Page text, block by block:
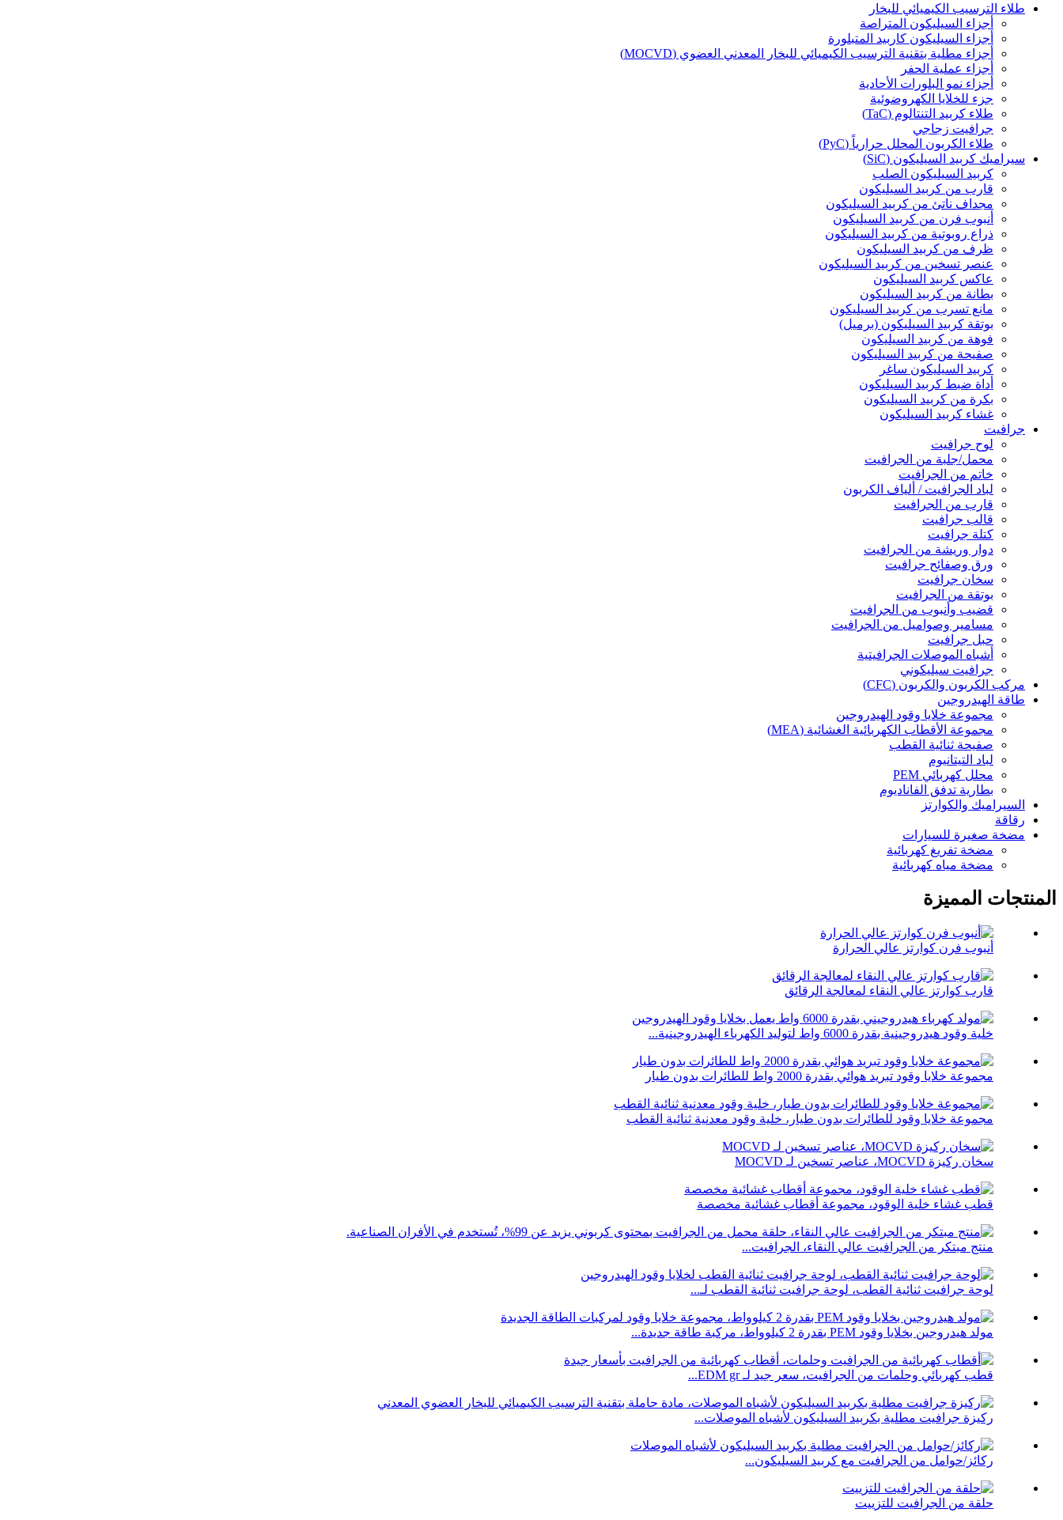
طلاء الترسيب الكيميائي للبخار
أجزاء السيليكون المتراصة
أجزاء السيليكون كاربيد المتبلورة
أجزاء مطلية بتقنية الترسيب الكيميائي للبخار المعدني العضوي (MOCVD)
أجزاء عملية الحفر
أجزاء نمو البلورات الأحادية
جزء للخلايا الكهروضوئية
طلاء كربيد التنتالوم (TaC)
جرافيت زجاجي
طلاء الكربون المحلل حرارياً (PyC)
سيراميك كربيد السيليكون (SiC)
كربيد السيليكون الصلب
قارب من كربيد السيليكون
مجداف ناتئ من كربيد السيليكون
أنبوب فرن من كربيد السيليكون
ذراع روبوتية من كربيد السيليكون
ظرف من كربيد السيليكون
عنصر تسخين من كربيد السيليكون
عاكس كربيد السيليكون
بطانة من كربيد السيليكون
مانع تسرب من كربيد السيليكون
بوتقة كربيد السيليكون (برميل)
فوهة من كربيد السيليكون
صفيحة من كربيد السيليكون
كربيد السيليكون ساغر
أداة ضبط كربيد السيليكون
بكرة من كربيد السيليكون
غشاء كربيد السيليكون
جرافيت
لوح جرافيت
محمل/جلبة من الجرافيت
خاتم من الجرافيت
لباد الجرافيت / ألياف الكربون
قارب من الجرافيت
قالب جرافيت
كتلة جرافيت
دوار وريشة من الجرافيت
ورق وصفائح جرافيت
سخان جرافيت
بوتقة من الجرافيت
قضيب وأنبوب من الجرافيت
مسامير وصواميل من الجرافيت
حبل جرافيت
أشباه الموصلات الجرافيتية
جرافيت سيليكوني
مركب الكربون والكربون (CFC)
طاقة الهيدروجين
مجموعة خلايا وقود الهيدروجين
مجموعة الأقطاب الكهربائية الغشائية (MEA)
صفيحة ثنائية القطب
لباد التيتانيوم
محلل كهربائي PEM
بطارية تدفق الفاناديوم
السيراميك والكوارتز
رقاقة
مضخة صغيرة للسيارات
مضخة تفريغ كهربائية
مضخة مياه كهربائية
المنتجات المميزة
أنبوب فرن كوارتز عالي الحرارة
قارب كوارتز عالي النقاء لمعالجة الرقائق
خلية وقود هيدروجينية بقدرة 6000 واط لتوليد الكهرباء الهيدروجينية...
مجموعة خلايا وقود تبريد هوائي بقدرة 2000 واط للطائرات بدون طيار
مجموعة خلايا وقود للطائرات بدون طيار، خلية وقود معدنية ثنائية القطب
سخان ركيزة MOCVD، عناصر تسخين لـ MOCVD
قطب غشاء خلية الوقود، مجموعة أقطاب غشائية مخصصة
منتج مبتكر من الجرافيت عالي النقاء، الجرافيت...
لوحة جرافيت ثنائية القطب، لوحة جرافيت ثنائية القطب لـ...
مولد هيدروجين بخلايا وقود PEM بقدرة 2 كيلوواط، مركبة طاقة جديدة...
قطب كهربائي وحلمات من الجرافيت، سعر جيد لـ EDM gr...
ركيزة جرافيت مطلية بكربيد السيليكون لأشباه الموصلات...
ركائز/حوامل من الجرافيت مع كربيد السيليكون...
حلقة من الجرافيت للتزييت